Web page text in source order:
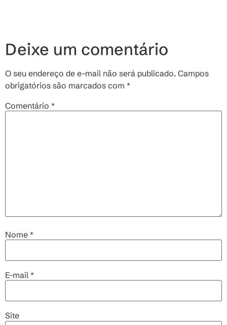
Deixe um comentário
O seu endereço de e-mail não será publicado. Campos
obrigatórios são marcados com *
Comentário *
Nome *
E-mail *
Site